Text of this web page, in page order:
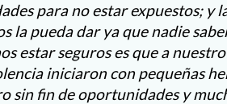
para no estar expuestos; y
la pueda dar ya que nadie
estar seguros es que a
iniciaron con pequeñas
sin fin de oportunidades y